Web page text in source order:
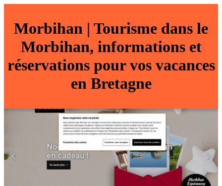
Morbihan | Tourisme dans le
Morbihan, infor­ma­tions et
réser­va­tions pour vos vacances
en Bretagne